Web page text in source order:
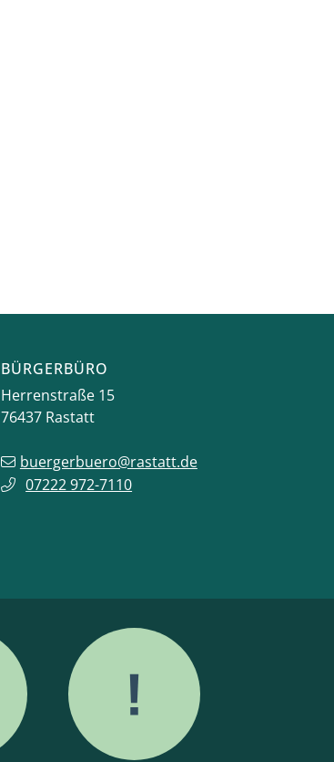
BÜRGERBÜRO
Herrenstraße 15
76437 Rastatt
buergerbuero@rastatt.de
07222 972-7110